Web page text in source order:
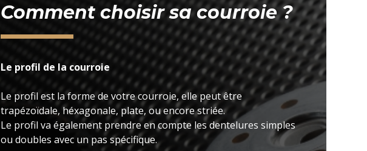
Comment choisir sa courroie ?
Le profil de la courroie
Le profil est la forme de votre courroie, elle peut être
trapézoïdale, héxagonale, plate, ou encore striée.
Le profil va également prendre en compte les dentelures simples
ou doubles avec un pas spécifique.